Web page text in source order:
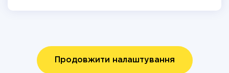
Продовжити налаштування